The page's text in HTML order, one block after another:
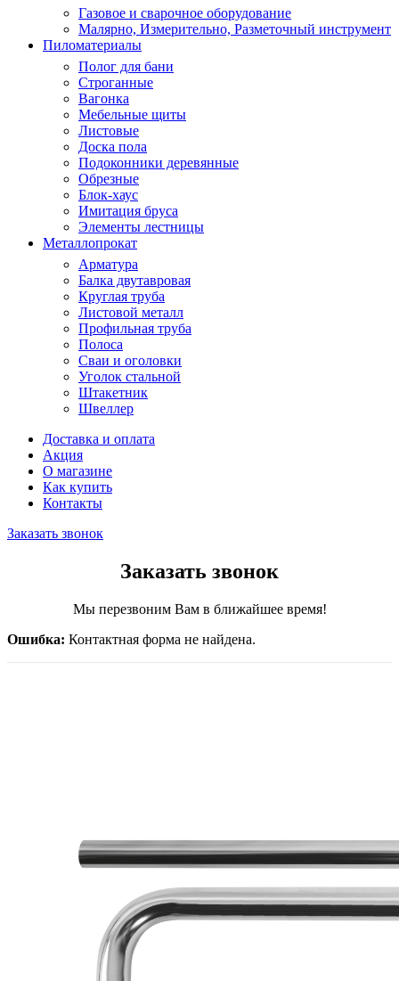
Газовое и сварочное оборудование
Малярно, Измерительно, Разметочный инструмент
Пиломатериалы
Полог для бани
Строганные
Вагонка
Мебельные щиты
Листовые
Доска пола
Подоконники деревянные
Обрезные
Блок-хаус
Имитация бруса
Элементы лестницы
Металлопрокат
Арматура
Балка двутавровая
Круглая труба
Листовой металл
Профильная труба
Полоса
Сваи и оголовки
Уголок стальной
Штакетник
Швеллер
Доставка и оплата
Акция
О магазине
Как купить
Контакты
Заказать звонок
Заказать звонок
Мы перезвоним Вам в ближайшее время!
Ошибка: Контактная форма не найдена.